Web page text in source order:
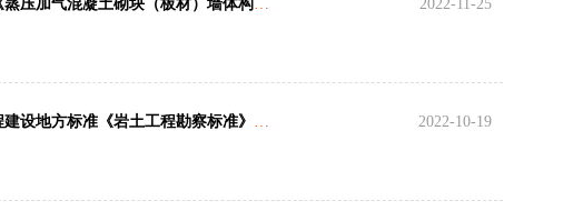
关于发布省工程建设地方标准设计图集《蒸压加气混凝土砌块（板材）墙体构造》的通知 2022-11-25
福建省住房和城乡建设厅关于发布省工程建设地方标准《岩土工程勘察标准》的通知 2022-10-19